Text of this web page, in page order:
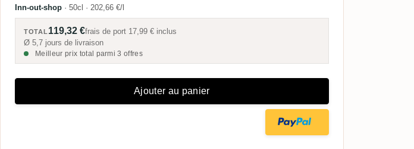
Inn-out-shop · 50cl · 202,66 €/l
TOTAL119,32 €frais de port 17,99 € inclus
Ø 5,7 jours de livraison
Meilleur prix total parmi 3 offres
Ajouter au panier